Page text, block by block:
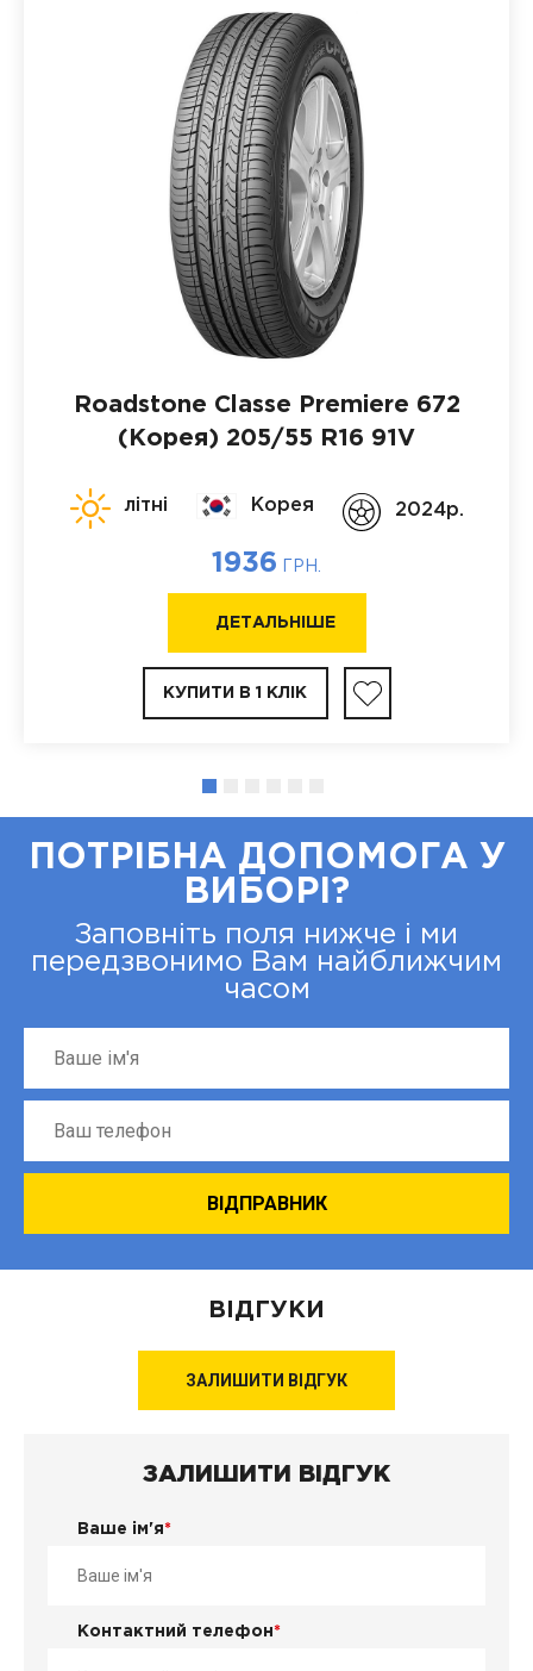
Roadstone Classe Premiere 672
(Корея) 205/55 R16 91V
літні Корея 2024p.
1936 ГРН.
ДЕТАЛЬНІШЕ
КУПИТИ В 1 КЛІК
ПОТРІБНА ДОПОМОГА У
ВИБОРІ?
Заповніть поля нижче і ми
передзвонимо Вам найближчим
часом
ВІДГУКИ
ЗАЛИШИТИ ВІДГУК
ЗАЛИШИТИ ВІДГУК
Ваше ім'я*
Контактний телефон*